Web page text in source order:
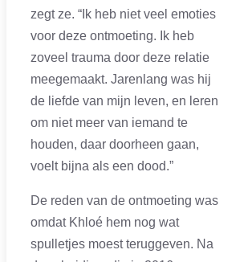
zegt ze. “Ik heb niet veel emoties
voor deze ontmoeting. Ik heb
zoveel trauma door deze relatie
meegemaakt. Jarenlang was hij
de liefde van mijn leven, en leren
om niet meer van iemand te
houden, daar doorheen gaan,
voelt bijna als een dood.”
De reden van de ontmoeting was
omdat Khloé hem nog wat
spulletjes moest teruggeven. Na